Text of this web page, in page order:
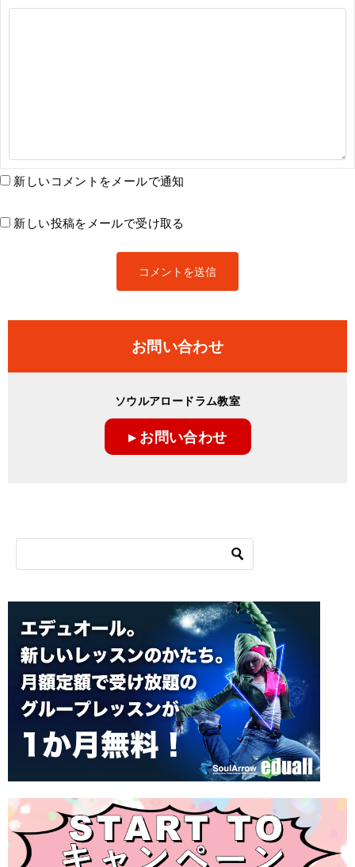
新しいコメントをメールで通知
新しい投稿をメールで受け取る
お問い合わせ
ソウルアロードラム教室
▸ お問い合わせ